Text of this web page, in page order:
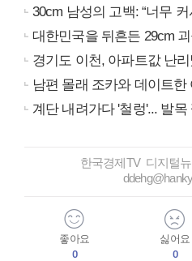
30cm 남성의 고백: “너무
대한민국을 뒤흔든 29cm
경기도 이천, 아파트값 난
남편 몰래 조카와 데이트한
계단 내려가다 '철렁'... 발목
한국경제TV 디지털
좋아요
0
싫어요
0